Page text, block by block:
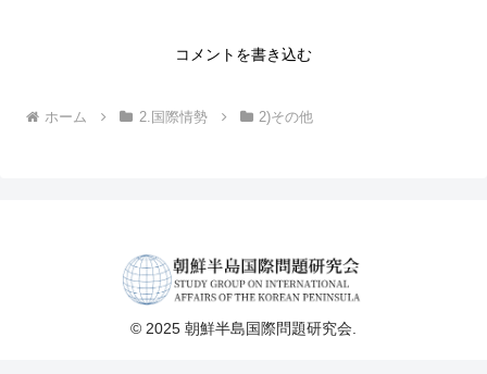
コメントを書き込む
ホーム 2.国際情勢 2)その他
© 2025 朝鮮半島国際問題研究会.